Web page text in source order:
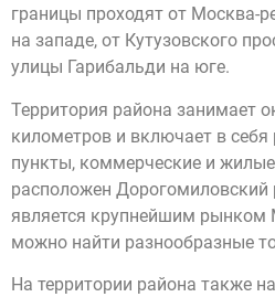
границы проходят от Москва-
на западе, от Кутузовского
улицы Гарибальди на юге.
Территория района занимает
километров и включает в
пункты, коммерческие и
расположен Дорогомиловский
является крупнейшим рынком
можно найти разнообразные
На территории района также